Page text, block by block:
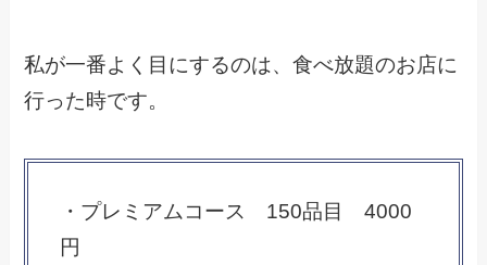
私が一番よく目にするのは、食べ放題のお店に
行った時です。
・プレミアムコース 150品目 4000
円